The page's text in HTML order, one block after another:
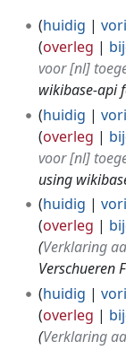
huidig
overleg
voor [nl]
wikibase-api
huidig
overleg
voor [nl]
using
huidig
overleg
Verklaring
Verschueren
huidig
overleg
Verklaring